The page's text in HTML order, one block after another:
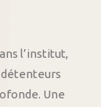
l’institut,
détenteurs
Une